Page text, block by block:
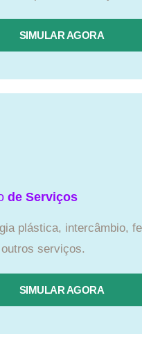
SIMULAR AGORA
de Serviços
plástica, intercâmbio,
serviços.
SIMULAR AGORA